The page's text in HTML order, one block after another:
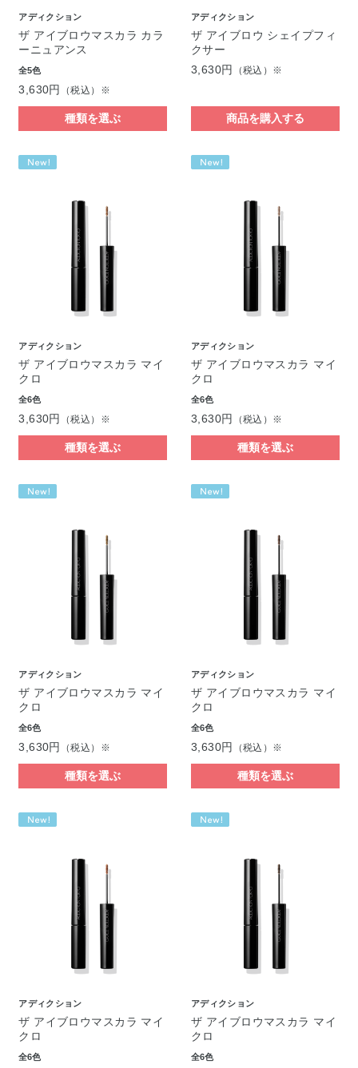
アディクション
ザ アイブロウマスカラ カラ
ーニュアンス
全5色
3,630円 （税込）※
種類を選ぶ
アディクション
ザ アイブロウ シェイプフィ
クサー
3,630円
（税込）※
商品を購入する
アディクション
ザ アイブロウマスカラ マイ
クロ
全6色
3,630円 （税込）※
種類を選ぶ
アディクション
ザ アイブロウマスカラ マイ
クロ
全6色
3,630円 （税込）※
種類を選ぶ
アディクション
ザ アイブロウマスカラ マイ
クロ
全6色
3,630円 （税込）※
種類を選ぶ
アディクション
ザ アイブロウマスカラ マイ
クロ
全6色
3,630円 （税込）※
種類を選ぶ
アディクション
ザ アイブロウマスカラ マイ
クロ
全6色
アディクション
ザ アイブロウマスカラ マイ
クロ
全6色